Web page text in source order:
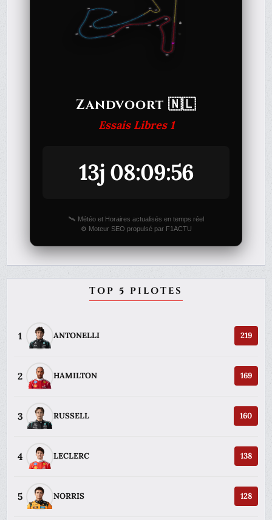
Zandvoort 🇳🇱
Essais Libres 1
13j 08:09:56
🛰️ Météo et Horaires actualisés en temps réel
⚙️ Moteur SEO propulsé par F1ACTU
TOP 5 PILOTES
1 ANTONELLI 219
2 HAMILTON 169
3 RUSSELL 160
4 LECLERC 138
5 NORRIS 128